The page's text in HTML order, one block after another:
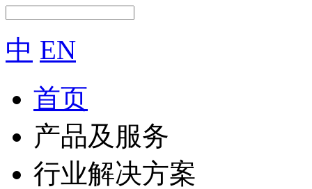
中 EN
首页
产品及服务
行业解决方案